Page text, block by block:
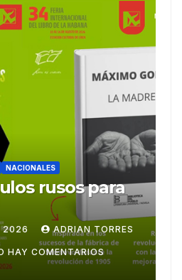
Alonso
ADRIAN TORRES
HAY COMENTARIOS